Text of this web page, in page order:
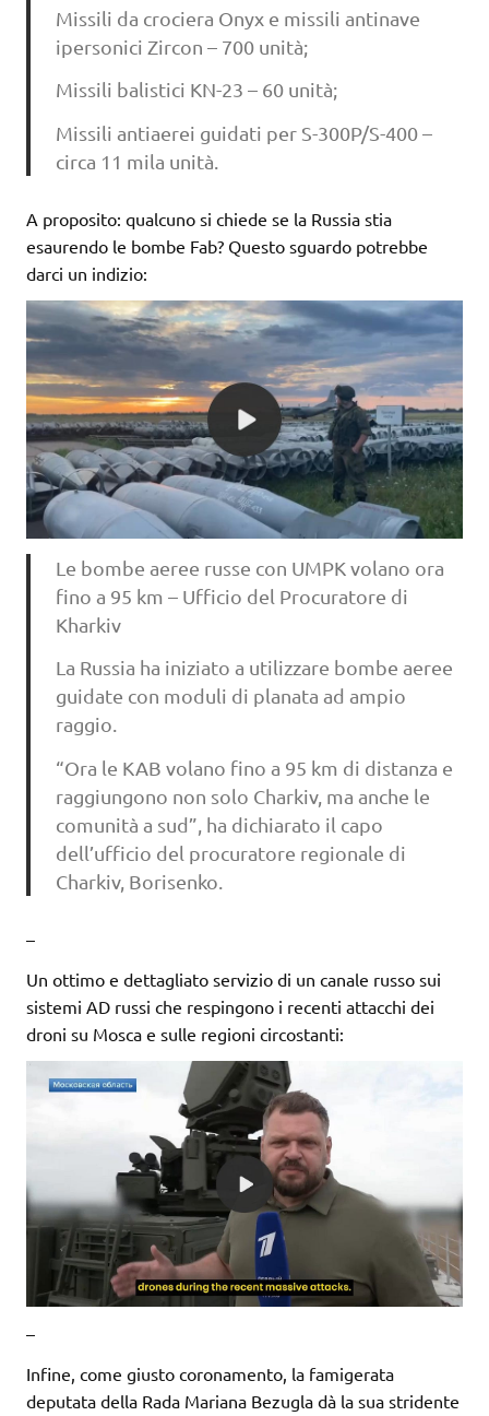
Missili da crociera Onyx e missili antinave
ipersonici Zircon – 700 unità;
Missili balistici KN-23 – 60 unità;
Missili antiaerei guidati per S-300P/S-400 –
circa 11 mila unità.
A proposito: qualcuno si chiede se la Russia stia
esaurendo le bombe Fab? Questo sguardo potrebbe
darci un indizio:
Le bombe aeree russe con UMPK volano ora
fino a 95 km – Ufficio del Procuratore di
Kharkiv
La Russia ha iniziato a utilizzare bombe aeree
guidate con moduli di planata ad ampio
raggio.
“Ora le KAB volano fino a 95 km di distanza e
raggiungono non solo Charkiv, ma anche le
comunità a sud”, ha dichiarato il capo
dell’ufficio del procuratore regionale di
Charkiv, Borisenko.
–
Un ottimo e dettagliato servizio di un canale russo sui
sistemi AD russi che respingono i recenti attacchi dei
droni su Mosca e sulle regioni circostanti:
–
Infine, come giusto coronamento, la famigerata
deputata della Rada Mariana Bezugla dà la sua stridente